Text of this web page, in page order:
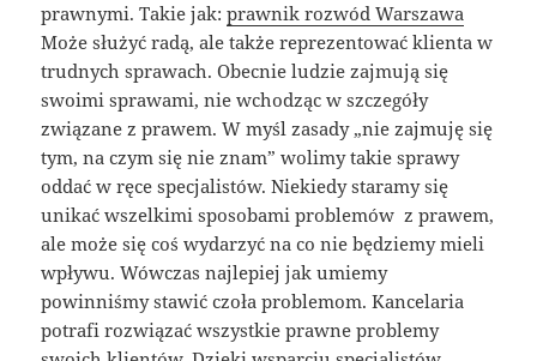
prawnymi. Takie jak:prawnik rozwód Warszawa
Może służyć radą, ale także reprezentować klienta w
trudnych sprawach. Obecnie ludzie zajmują się
swoimi sprawami, nie wchodząc w szczegóły
związane z prawem. W myśl zasady „nie zajmuję się
tym, na czym się nie znam” wolimy takie sprawy
oddać w ręce specjalistów. Niekiedy staramy się
unikać wszelkimi sposobami problemów z prawem,
ale może się coś wydarzyć na co nie będziemy mieli
wpływu. Wówczas najlepiej jak umiemy
powinniśmy stawić czoła problemom. Kancelaria
potrafi rozwiązać wszystkie prawne problemy